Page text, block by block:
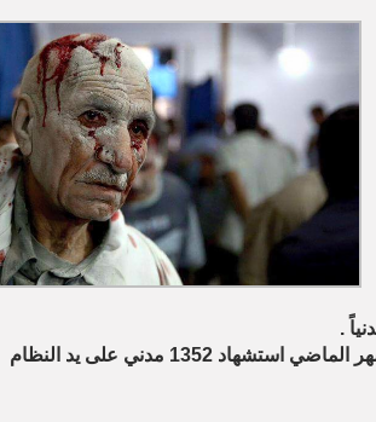
ووثق المكتب الحقوقي لاتحاد تنسيقيات الثورة خلال الشهر الماضي استشهاد 1352 مدني على يد النظام